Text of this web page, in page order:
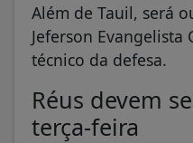
Além de Tauil, será
Jeferson Evangelista
técnico da defesa.
Réus devem
terça-feira